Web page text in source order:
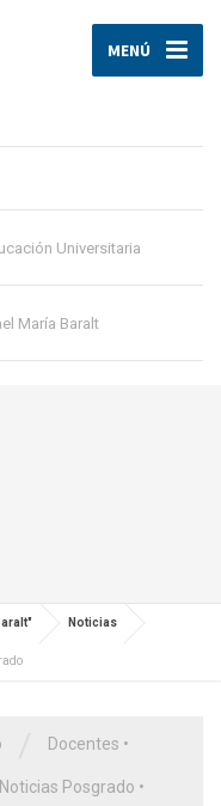
MENÚ
Universitaria
María Baralt
Noticias
Docentes •
Noticias Posgrado •